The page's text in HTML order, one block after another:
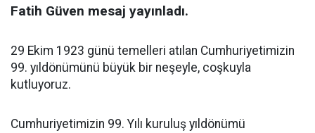
Fatih Güven mesaj yayınladı.
29 Ekim 1923 günü temelleri atılan Cumhuriyetimizin
99. yıldönümünü büyük bir neşeyle, coşkuyla
kutluyoruz.
Cumhuriyetimizin 99. Yılı kuruluş yıldönümü